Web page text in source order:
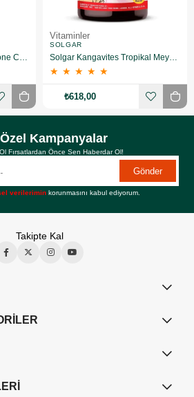
Voonka Vitamin C Glutathione Complex Efervesan 15 Tablet
Vitaminler
SOLGAR
Solgar Kangavites Tropikal Meyve Aromalı 60 Tablet
★ ★ ★ ★ ★
₺618,00
Kampanyalar
Fırsatlardan Önce Sen Haberdar Ol!
Gönder
verilerimin korunmasını kabul ediyorum.
Takipte Kal